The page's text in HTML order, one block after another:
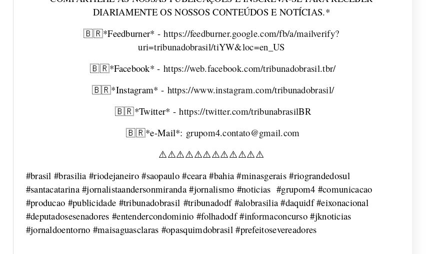
DIARIAMENTE OS NOSSOS CONTEÚDOS E NOTÍCIAS.*
🇧🇷*Feedburner* -https://feedburner.google.com/fb/a/mailverify?
uri=tribunadobrasil/tiYW&loc=en_US
🇧🇷*Facebook* - https://web.facebook.com/tribunadobrasil.tbr/
🇧🇷*Instagram* - https://www.instagram.com/tribunadobrasil/
🇧🇷*Twitter* -https://twitter.com/tribunabrasilBR
🇧🇷*e-Mail*: grupom4.contato@gmail.com
⚠⚠⚠⚠⚠⚠⚠⚠⚠⚠⚠⚠
#brasil #brasilia #riodejaneiro #saopaulo #ceara #bahia #minasgerais #riograndedosul
#santacatarina #jornalistaandersonmiranda #jornalismo #noticias #grupom4 #comunicacao
#producao #publicidade #tribunadobrasil #tribunadodf #alobrasilia #daquidf #eixonacional
#deputadosesenadores #entendercondominio #folhadodf #informaconcurso #jknoticias
#jornaldoentorno #maisaguasclaras #opasquimdobrasil #prefeitosevereadores